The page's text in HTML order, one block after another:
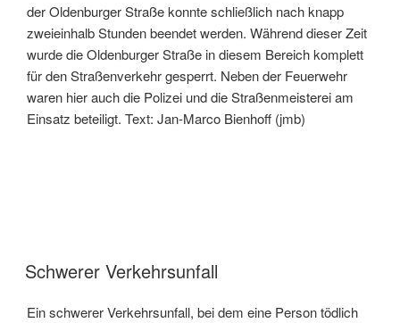
der Oldenburger Straße konnte schließlich nach knapp
zweieinhalb Stunden beendet werden. Während dieser Zeit
wurde die Oldenburger Straße in diesem Bereich komplett
für den Straßenverkehr gesperrt. Neben der Feuerwehr
waren hier auch die Polizei und die Straßenmeisterei am
Einsatz beteiligt. Text: Jan-Marco Bienhoff (jmb)
Schwerer Verkehrsunfall
Ein schwerer Verkehrsunfall, bei dem eine Person tödlich